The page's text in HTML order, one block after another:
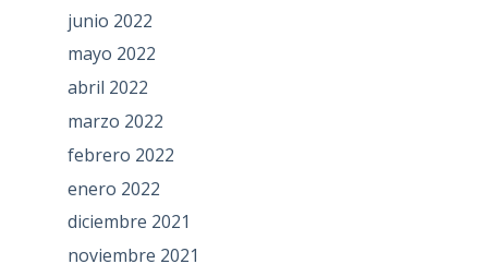
junio 2022
mayo 2022
abril 2022
marzo 2022
febrero 2022
enero 2022
diciembre 2021
noviembre 2021